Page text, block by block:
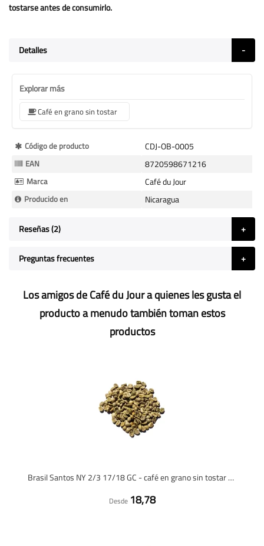
tostarse antes de consumirlo.
Detalles
Explorar más
Café en grano sin tostar
Más
Información
Código de producto CDJ-OB-0005
EAN 8720598671216
Marca Café du Jour
Producido en Nicaragua
Reseñas 2
Preguntas frecuentes
Los amigos de Café du Jour a quienes les gusta el
producto a menudo también toman estos
productos
Brasil Santos NY 2/3 17/18 GC - café en grano sin tostar - 1 kilo
Desde 18,78